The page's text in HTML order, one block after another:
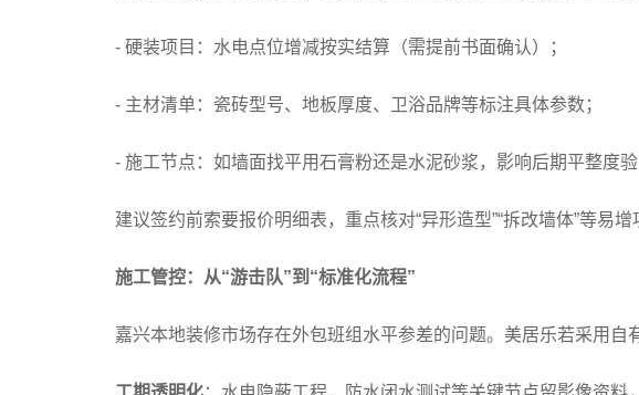
- 硬装项目：水电点位增减按实结算（需提前书面确认）；
- 主材清单：瓷砖型号、地板厚度、卫浴品牌等标注具体参数；
- 施工节点：如墙面找平用石膏粉还是水泥砂浆，影响后期平整度验
建议签约前索要报价明细表，重点核对“异形造型”“拆改墙体”等易
施工管控：从“游击队”到“标准化流程”
嘉兴本地装修市场存在外包班组水平参差的问题。美居乐若采用自